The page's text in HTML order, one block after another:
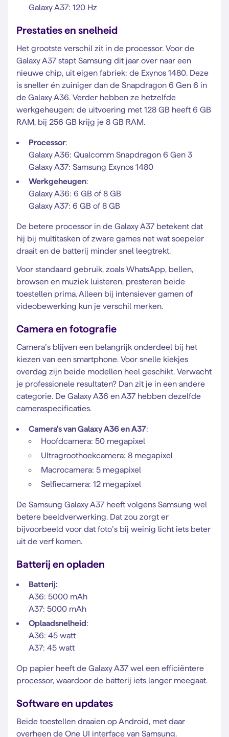
Galaxy A37: 120 Hz
Prestaties en snelheid
Het grootste verschil zit in de processor. Voor de
Galaxy A37 stapt Samsung dit jaar over naar een
nieuwe chip, uit eigen fabriek: de Exynos 1480. Deze
is sneller én zuiniger dan de Snapdragon 6 Gen 6 in
de Galaxy A36. Verder hebben ze hetzelfde
werkgeheugen: de uitvoering met 128 GB heeft 6 GB
RAM, bij 256 GB krijg je 8 GB RAM.
Processor:
Galaxy A36: Qualcomm Snapdragon 6 Gen 3
Galaxy A37: Samsung Exynos 1480
Werkgeheugen:
Galaxy A36: 6 GB of 8 GB
Galaxy A37: 6 GB of 8 GB
De betere processor in de Galaxy A37 betekent dat
hij bij multitasken of zware games net wat soepeler
draait en de batterij minder snel leegtrekt.
Voor standaard gebruik, zoals WhatsApp, bellen,
browsen en muziek luisteren, presteren beide
toestellen prima. Alleen bij intensiever gamen of
videobewerking kun je verschil merken.
Camera en fotografie
Camera’s blijven een belangrijk onderdeel bij het
kiezen van een smartphone. Voor snelle kiekjes
overdag zijn beide modellen heel geschikt. Verwacht
je professionele resultaten? Dan zit je in een andere
categorie. De Galaxy A36 en A37 hebben dezelfde
cameraspecificaties.
Camera's van Galaxy A36 en A37:
Hoofdcamera: 50 megapixel
Ultragroothoekcamera: 8 megapixel
Macrocamera: 5 megapixel
Selfiecamera: 12 megapixel
De Samsung Galaxy A37 heeft volgens Samsung wel
betere beeldverwerking. Dat zou zorgt er
bijvoorbeeld voor dat foto’s bij weinig licht iets beter
uit de verf komen.
Batterij en opladen
Batterij:
A36: 5000 mAh
A37: 5000 mAh
Oplaadsnelheid:
A36: 45 watt
A37: 45 watt
Op papier heeft de Galaxy A37 wel een efficiëntere
processor, waardoor de batterij iets langer meegaat.
Software en updates
Beide toestellen draaien op Android, met daar
overheen de One UI interface van Samsung.